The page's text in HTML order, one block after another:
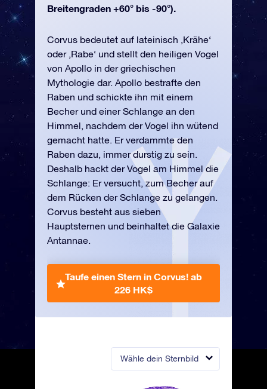
Wähle dein Sternbild
Breitengraden +60° bis -90°).
Corvus bedeutet auf lateinisch ‚Krähe‘
oder ‚Rabe‘ und stellt den heiligen Vogel
von Apollo in der griechischen
Mythologie dar. Apollo bestrafte den
Raben und schickte ihn mit einem
Becher und einer Schlange an den
Himmel, nachdem der Vogel ihn wütend
gemacht hatte. Er verdammte den
Raben dazu, immer durstig zu sein.
Deshalb hackt der Vogel am Himmel die
Schlange: Er versucht, zum Becher auf
dem Rücken der Schlange zu gelangen.
Corvus besteht aus sieben
Hauptsternen und beinhaltet die Galaxie
Antannae.
Taufe einen Stern in Corvus! ab
226 HK$